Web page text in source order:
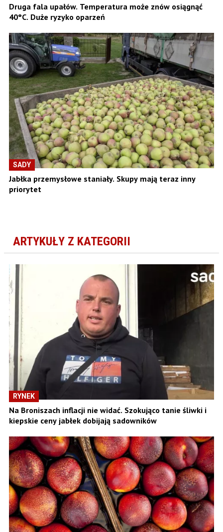
Druga fala upałów. Temperatura może znów osiągnąć
40°C. Duże ryzyko oparzeń
SADY
Jabłka przemysłowe staniały. Skupy mają teraz inny
priorytet
ARTYKUŁY Z KATEGORII
RYNEK
Na Broniszach inflacji nie widać. Szokująco tanie śliwki i
kiepskie ceny jabłek dobijają sadowników